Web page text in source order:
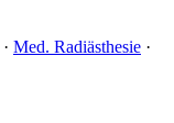
· Med. Radiästhesie ·